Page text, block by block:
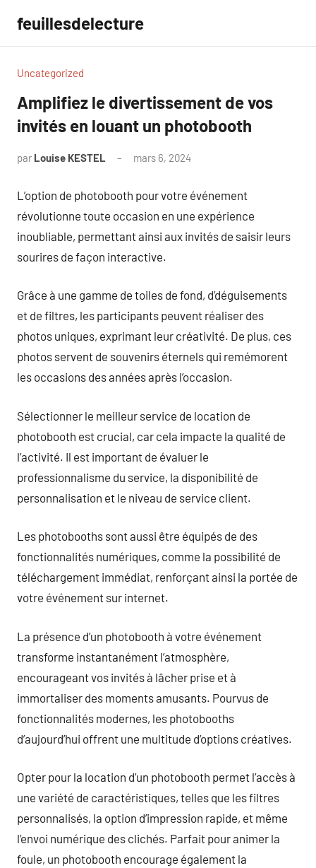
contenu
feuillesdelecture
Uncategorized
Amplifiez le divertissement de vos
invités en louant un photobooth
par Louise KESTEL mars 6, 2024
L’option de photobooth pour votre événement
révolutionne toute occasion en une expérience
inoubliable, permettant ainsi aux invités de saisir leurs
sourires de façon interactive.
Grâce à une gamme de toiles de fond, d’déguisements
et de filtres, les participants peuvent réaliser des
photos uniques, exprimant leur créativité. De plus, ces
photos servent de souvenirs éternels qui remémorent
les occasions des années après l’occasion.
Sélectionner le meilleur service de location de
photobooth est crucial, car cela impacte la qualité de
l’activité. Il est important de évaluer le
professionnalisme du service, la disponibilité de
personnalisation et le niveau de service client.
Les photobooths sont aussi être équipés de des
fonctionnalités numériques, comme la possibilité de
téléchargement immédiat, renforçant ainsi la portée de
votre événement sur internet.
La présence d’un photobooth à votre événement
transforme instantanément l’atmosphère,
encourageant vos invités à lâcher prise et à
immortaliser des moments amusants. Pourvus de
fonctionnalités modernes, les photobooths
d’aujourd’hui offrent une multitude d’options créatives.
Opter pour la location d’un photobooth permet l’accès à
une variété de caractéristiques, telles que les filtres
personnalisés, la option d’impression rapide, et même
l’envoi numérique des clichés. Parfait pour animer la
foule, un photobooth encourage également la